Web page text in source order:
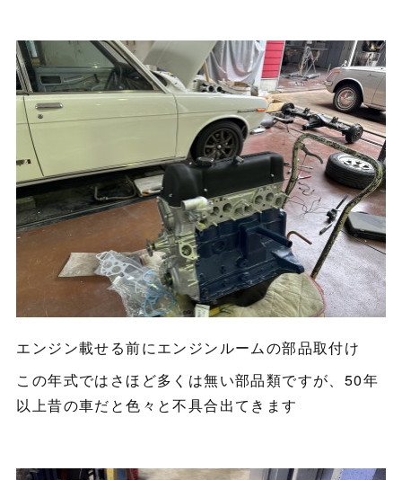
エンジン載せる前にエンジンルームの部品取付け
この年式ではさほど多くは無い部品類ですが、50年
以上昔の車だと色々と不具合出てきます